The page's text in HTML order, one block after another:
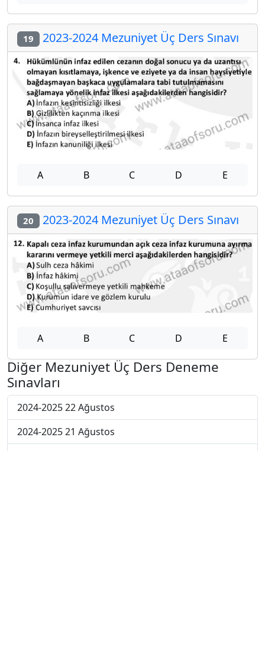
19 2023-2024 Mezuniyet Üç Ders Sınavı
A B C D E
20 2023-2024 Mezuniyet Üç Ders Sınavı
A B C D E
Diğer Mezuniyet Üç Ders Deneme
Sınavları
2024-2025 22 Ağustos
2024-2025 21 Ağustos